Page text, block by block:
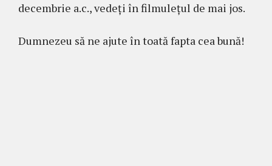
decembrie a.c., vedeți în filmulețul de mai jos.
Dumnezeu să ne ajute în toată fapta cea bună!